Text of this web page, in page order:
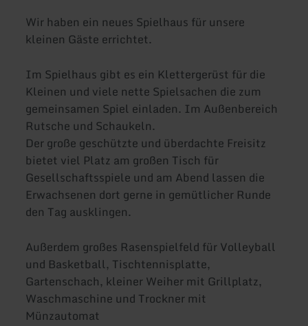
Wir haben ein neues Spielhaus für unsere
kleinen Gäste errichtet.
Im Spielhaus gibt es ein Klettergerüst für die
Kleinen und viele nette Spielsachen die zum
gemeinsamen Spiel einladen. Im Außenbereich
Rutsche und Schaukeln.
Der große geschützte und überdachte Freisitz
bietet viel Platz am großen Tisch für
Gesellschaftsspiele und am Abend lassen die
Erwachsenen dort gerne in gemütlicher Runde
den Tag ausklingen.
Außerdem großes Rasenspielfeld für Volleyball
und Basketball, Tischtennisplatte,
Gartenschach, kleiner Weiher mit Grillplatz,
Waschmaschine und Trockner mit
Münzautomat